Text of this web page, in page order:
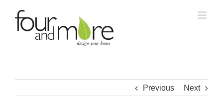
content
Previous Next